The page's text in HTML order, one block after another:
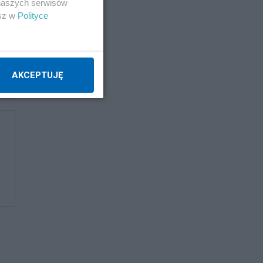
serwisów
w Polityce
AKCEPTUJĘ